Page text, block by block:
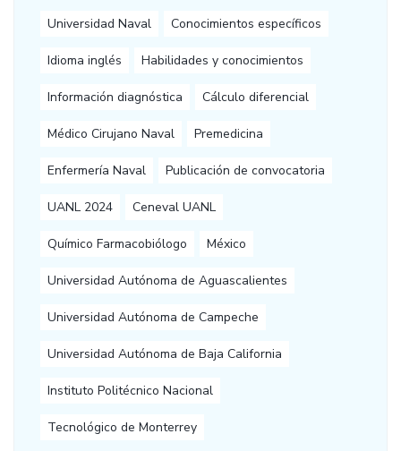
Universidad Naval Conocimientos específicos
Idioma inglés Habilidades y conocimientos
Información diagnóstica Cálculo diferencial
Médico Cirujano Naval Premedicina
Enfermería Naval Publicación de convocatoria
UANL 2024 Ceneval UANL
Químico Farmacobiólogo México
Universidad Autónoma de Aguascalientes
Universidad Autónoma de Campeche
Universidad Autónoma de Baja California
Instituto Politécnico Nacional
Tecnológico de Monterrey